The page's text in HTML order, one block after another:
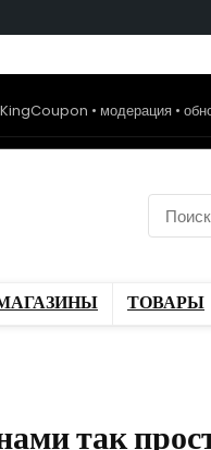
KingCoupon • модерация •
ТОВАРЫ
так